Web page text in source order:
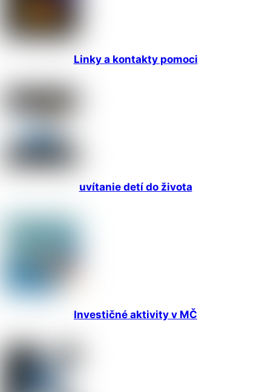
Linky a kontakty pomoci
uvítanie detí do života
Investičné aktivity v MČ